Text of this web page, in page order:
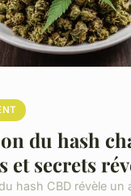
du hash
et secrets
hash CBD révèle un